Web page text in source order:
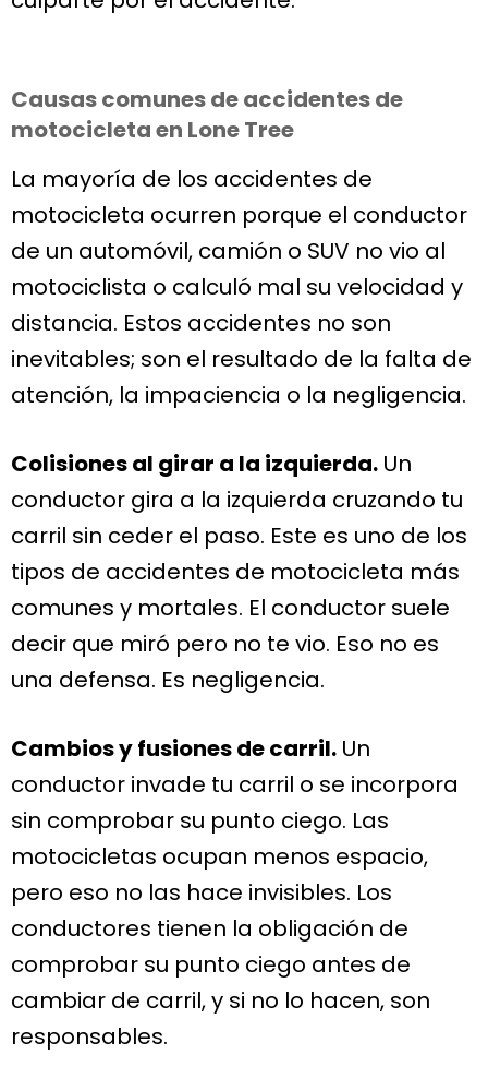
Causas comunes de accidentes de
motocicleta en Lone Tree
La mayoría de los accidentes de
motocicleta ocurren porque el conductor
de un automóvil, camión o SUV no vio al
motociclista o calculó mal su velocidad y
distancia. Estos accidentes no son
inevitables; son el resultado de la falta de
atención, la impaciencia o la negligencia.
Colisiones al girar a la izquierda. Un
conductor gira a la izquierda cruzando tu
carril sin ceder el paso. Este es uno de los
tipos de accidentes de motocicleta más
comunes y mortales. El conductor suele
decir que miró pero no te vio. Eso no es
una defensa. Es negligencia.
Cambios y fusiones de carril. Un
conductor invade tu carril o se incorpora
sin comprobar su punto ciego. Las
motocicletas ocupan menos espacio,
pero eso no las hace invisibles. Los
conductores tienen la obligación de
comprobar su punto ciego antes de
cambiar de carril, y si no lo hacen, son
responsables.